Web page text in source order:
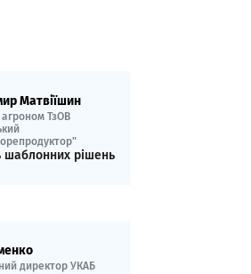
Матвіїшин
ТзОВ
шаблонних рішень
директор УКАБ